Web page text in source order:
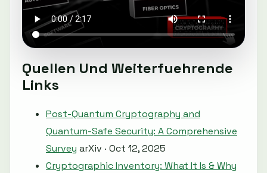
Quellen Und Weiterfuehrende
Links
Post-Quantum Cryptography and
Quantum-Safe Security: A Comprehensive
Survey arXiv · Oct 12, 2025
Cryptographic Inventory: What It Is & Why